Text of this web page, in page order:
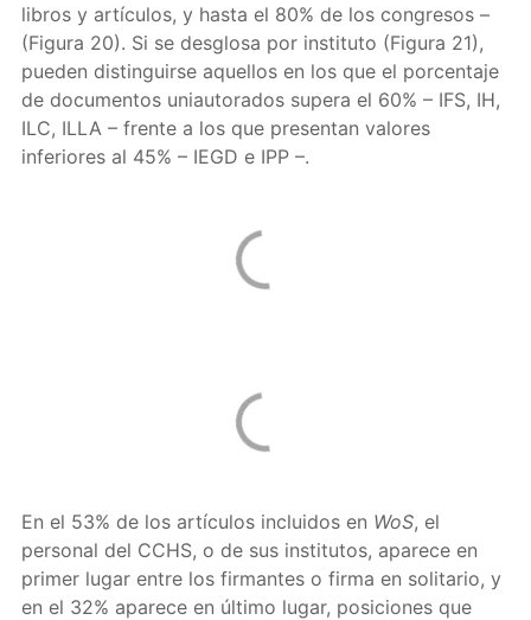
libros y artículos, y hasta el 80% de los congresos –
(Figura 20). Si se desglosa por instituto (Figura 21),
pueden distinguirse aquellos en los que el porcentaje
de documentos uniautorados supera el 60% – IFS, IH,
ILC, ILLA – frente a los que presentan valores
inferiores al 45% – IEGD e IPP –.
En el 53% de los artículos incluidos en WoS, el
personal del CCHS, o de sus institutos, aparece en
primer lugar entre los firmantes o firma en solitario, y
en el 32% aparece en último lugar, posiciones que